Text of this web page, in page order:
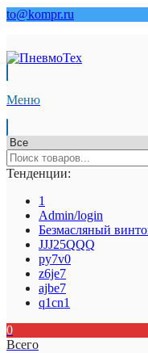
to@kompr.ru
Меню
Тенденции:
1
Admin/login
Безмасляный
JJJ25QQQ
py7v0
z6je7
ajbe7
q1cn1
0
Всего